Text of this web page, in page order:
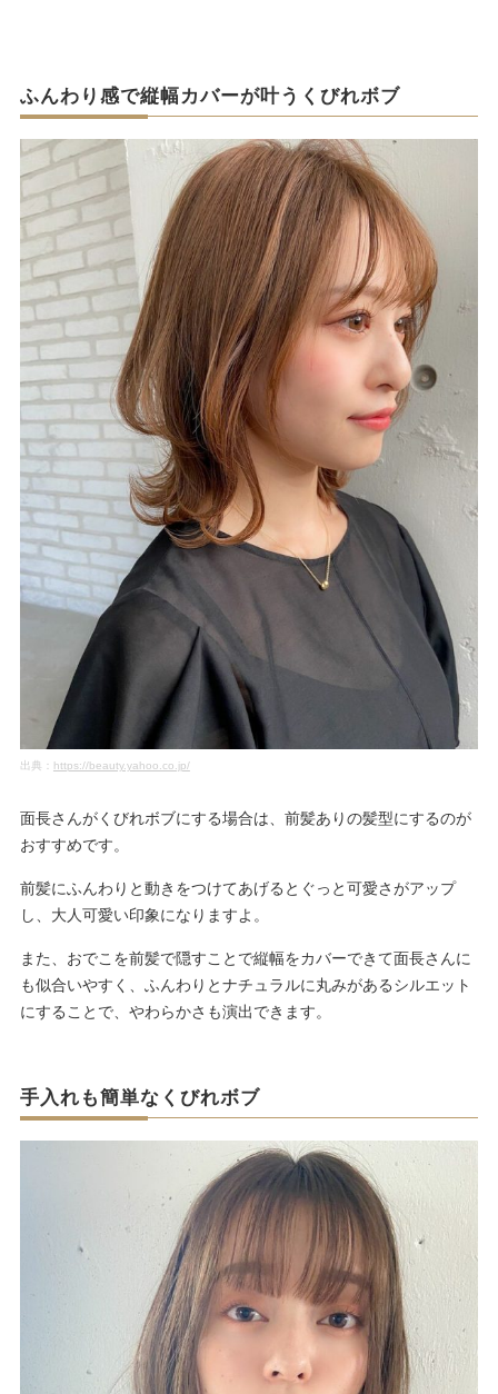
ふんわり感で縦幅カバーが叶うくびれボブ
出典： https://beauty.yahoo.co.jp/
面長さんがくびれボブにする場合は、前髪ありの髪型にするのが
おすすめです。
前髪にふんわりと動きをつけてあげるとぐっと可愛さがアップ
し、大人可愛い印象になりますよ。
また、おでこを前髪で隠すことで縦幅をカバーできて面長さんに
も似合いやすく、ふんわりとナチュラルに丸みがあるシルエット
にすることで、やわらかさも演出できます。
手入れも簡単なくびれボブ